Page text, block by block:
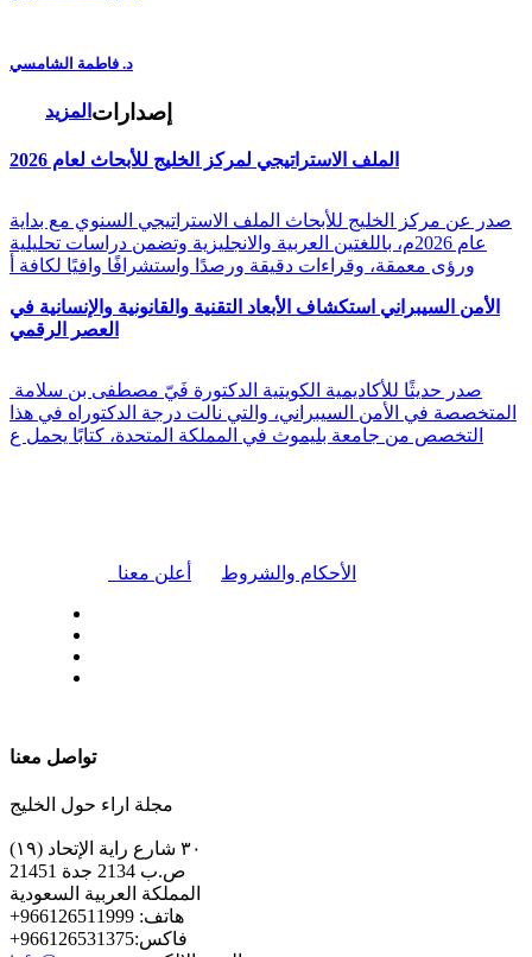
د. فاطمة الشامسي
المزيد إصدارات
الملف الاستراتيجي لمركز الخليج للأبحاث لعام 2026
صدر عن مركز الخليج للأبحاث الملف الاستراتيجي السنوي مع بداية
عام 2026م، باللغتين العربية والانجليزية وتضمن دراسات تحليلية
ورؤى معمقة، وقراءات دقيقة ورصدًا واستشرافًا وافيًا لكافة أ
الأمن السيبراني استكشاف الأبعاد التقنية والقانونية والإنسانية في
العصر الرقمي
المتخصصة في الأمن السيبراني، والتي نالت درجة الدكتوراه في هذا
التخصص من جامعة بليموث في المملكة المتحدة، كتابًا يحمل ع
أعلن معنا الأحكام والشروط
تواصل معنا
مجلة اراء حول الخليج
٣٠ شارع راية الإتحاد (١٩)
ص.ب 2134 جدة 21451
المملكة العربية السعودية
+هاتف: 966126511999
+فاكس:966126531375